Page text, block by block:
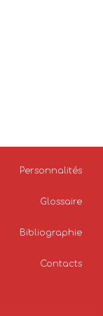
Personnalités
Glossaire
Bibliographie
Contacts